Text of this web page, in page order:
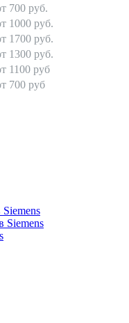
700 руб.
1000 руб.
1700 руб.
1300 руб.
1100 руб
700 руб
Siemens